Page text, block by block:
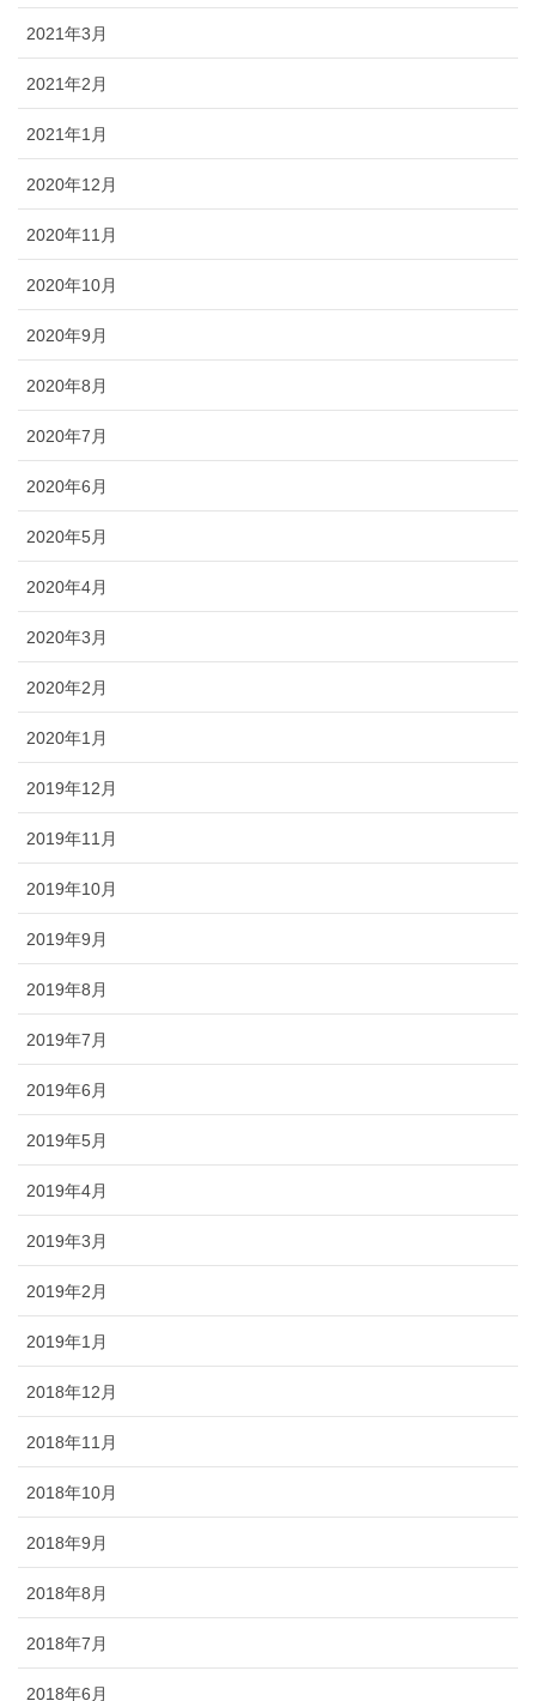
2021年3月
2021年2月
2021年1月
2020年12月
2020年11月
2020年10月
2020年9月
2020年8月
2020年7月
2020年6月
2020年5月
2020年4月
2020年3月
2020年2月
2020年1月
2019年12月
2019年11月
2019年10月
2019年9月
2019年8月
2019年7月
2019年6月
2019年5月
2019年4月
2019年3月
2019年2月
2019年1月
2018年12月
2018年11月
2018年10月
2018年9月
2018年8月
2018年7月
2018年6月